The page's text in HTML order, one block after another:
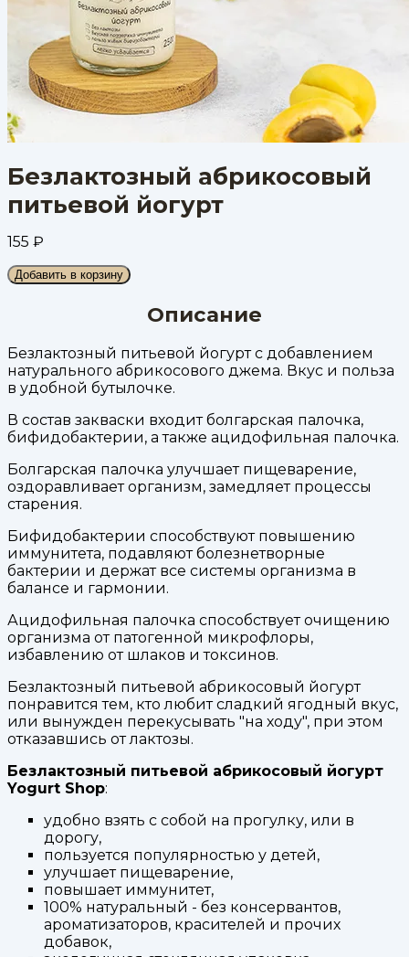
Безлактозный абрикосовый
питьевой йогурт
155 ₽
Добавить в корзину
Описание
Безлактозный питьевой йогурт с добавлением
натурального абрикосового джема. Вкус и польза
в удобной бутылочке.
В состав закваски входит болгарская палочка,
бифидобактерии, а также ацидофильная палочка.
Болгарская палочка улучшает пищеварение,
оздоравливает организм, замедляет процессы
старения.
Бифидобактерии способствуют повышению
иммунитета, подавляют болезнетворные
бактерии и держат все системы организма в
балансе и гармонии.
Ацидофильная палочка способствует очищению
организма от патогенной микрофлоры,
избавлению от шлаков и токсинов.
Безлактозный питьевой абрикосовый йогурт
понравится тем, кто любит сладкий ягодный вкус,
или вынужден перекусывать "на ходу", при этом
отказавшись от лактозы.
Безлактозный питьевой абрикосовый йогурт
Yogurt Shop:
удобно взять с собой на прогулку, или в
дорогу,
пользуется популярностью у детей,
улучшает пищеварение,
повышает иммунитет,
100% натуральный - без консервантов,
ароматизаторов, красителей и прочих
добавок,